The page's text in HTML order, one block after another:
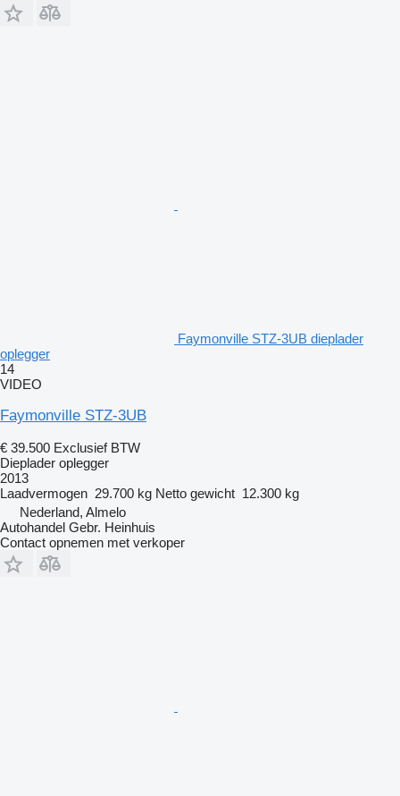
Faymonville STZ-3UB dieplader
oplegger
14
VIDEO
Faymonville STZ-3UB
€ 39.500 Exclusief BTW
Dieplader oplegger
2013
Laadvermogen 29.700 kg Netto gewicht 12.300 kg
Nederland, Almelo
Autohandel Gebr. Heinhuis
Contact opnemen met verkoper